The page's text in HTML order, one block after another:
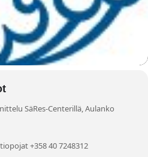
SäRes-Centerillä, Aulanko
+358 40 7248312